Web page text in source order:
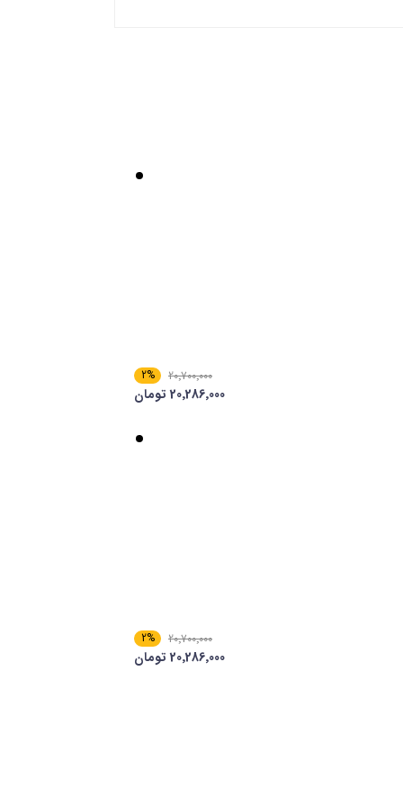
20٬700٬000
2%
20٬286٬000 تومان
20٬700٬000
2%
20٬286٬000 تومان